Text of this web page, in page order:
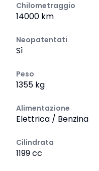
Chilometraggio
14000 km
Neopatentati
Sì
Peso
1355 kg
Alimentazione
Elettrica / Benzina
Cilindrata
1199 cc